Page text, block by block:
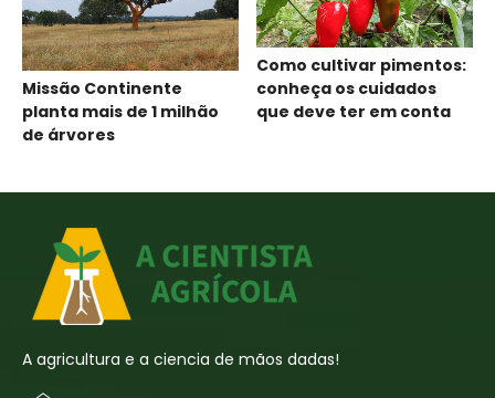
Missão Continente
planta mais de 1 milhão
de árvores
Como cultivar pimentos:
conheça os cuidados
que deve ter em conta
A agricultura e a ciencia de mãos dadas!